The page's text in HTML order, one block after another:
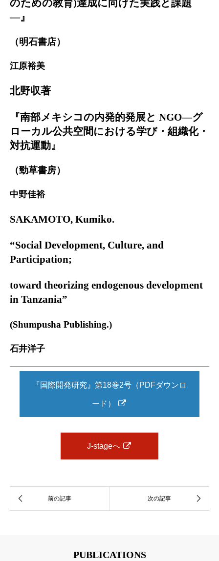
のための教育)達成に向けた実践と課題
―』
（明石書店）
江原裕美
北野収著
『南部メキシコの内発的発展と NGO―グ
ローカル公共空間における学び・組織化・
対抗運動』
（勁草書房）
中野佳裕
SAKAMOTO, Kumiko.
“Social Development, Culture, and
Participation;
toward theorizing endogenous development
in Tanzania”
(Shumpusha Publishing.)
石井洋子
『国際開発研究』第18巻2号（PDFダウンロ
ード）
J-stageへ
PUBLICATIONS